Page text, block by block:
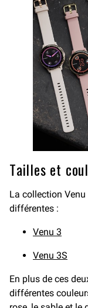
Tailles et
La collection
différentes :
Venu 3
Venu 3S
En plus de ces
différentes